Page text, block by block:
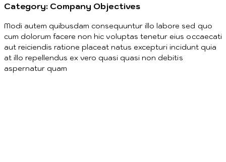
Category: Company Objectives
Modi autem quibusdam consequuntur illo labore sed quo
cum dolorum facere non hic voluptas tenetur eius occaecati
aut reiciendis ratione placeat natus excepturi incidunt quia
at illo repellendus ex vero quasi quasi non debitis
aspernatur quam